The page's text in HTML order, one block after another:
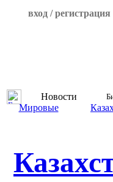
вход / регистрация
Новости
Мировые